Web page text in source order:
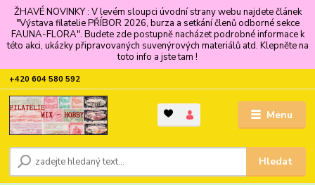
ŽHAVÉ NOVINKY : V levém sloupci úvodní strany webu najdete článek
"Výstava filatelie PŘÍBOR 2026, burza a setkání členů odborné sekce
FAUNA-FLORA". Budete zde postupně nacházet podrobné informace k
této akci, ukázky připravovaných suvenýrových materiálů atd. Klepněte na
toto info a jste tam !
Menu
Hledat
+420 604 580 592